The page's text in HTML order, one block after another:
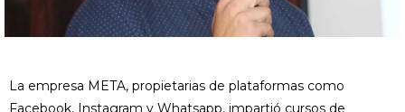
La empresa META, propietarias de plataformas como
Facebook, Instagram y Whatsapp, impartió cursos de